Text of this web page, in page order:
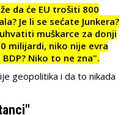
da će EU trošiti 800
Je li se sećate Junkera?
muškarce za donji
milijardi, niko nije evra
Niko to ne zna".
geopolitika i da to nikada